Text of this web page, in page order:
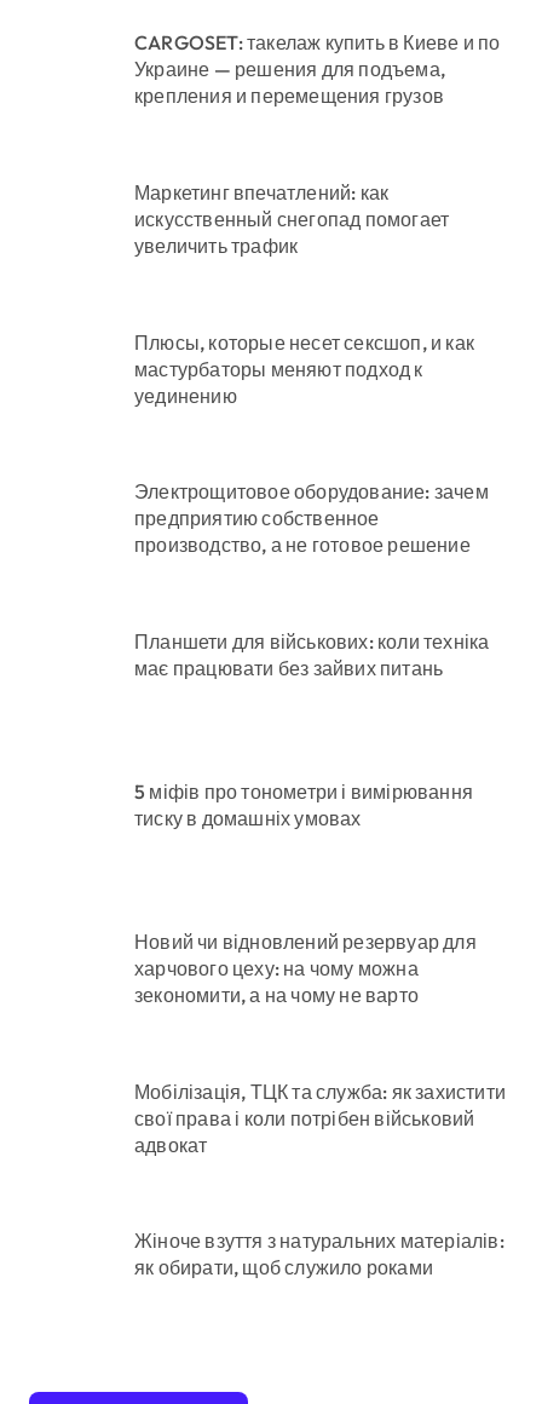
CARGOSET: такелаж купить в Киеве и по
Украине — решения для подъема,
крепления и перемещения грузов
Маркетинг впечатлений: как
искусственный снегопад помогает
увеличить трафик
Плюсы, которые несет сексшоп, и как
мастурбаторы меняют подход к
уединению
Электрощитовое оборудование: зачем
предприятию собственное
производство, а не готовое решение
Планшети для військових: коли техніка
має працювати без зайвих питань
5 міфів про тонометри і вимірювання
тиску в домашніх умовах
Новий чи відновлений резервуар для
харчового цеху: на чому можна
зекономити, а на чому не варто
Мобілізація, ТЦК та служба: як захистити
свої права і коли потрібен військовий
адвокат
Жіноче взуття з натуральних матеріалів:
як обирати, щоб служило роками